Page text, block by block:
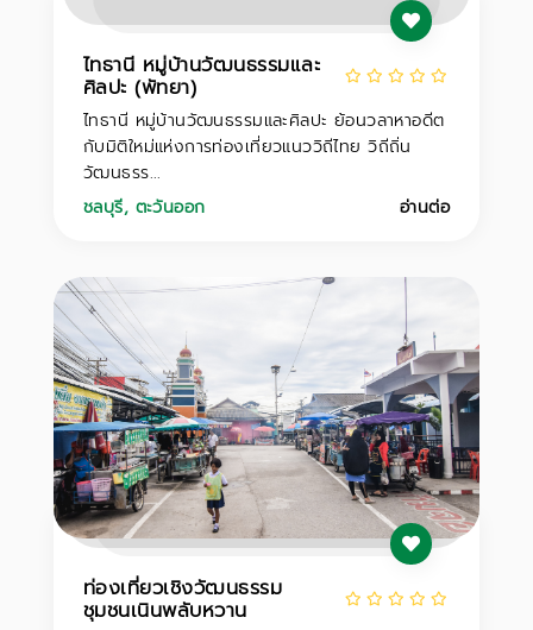
ไทธานี หมู่บ้านวัฒนธรรมและ
ศิลปะ (พัทยา)
ไทธานี หมู่บ้านวัฒนธรรมและศิลปะ ย้อนวลาหาอดีต
กับมิติใหม่แห่งการท่องเที่ยวแนววิถีไทย วิถีถิ่น
วัฒนธรร...
ชลบุรี, ตะวันออก อ่านต่อ
ท่องเที่ยวเชิงวัฒนธรรม
ชุมชนเนินพลับหวาน